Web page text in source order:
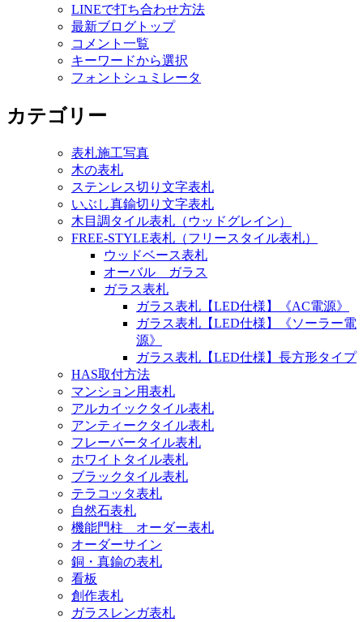
LINEで打ち合わせ方法
最新ブログトップ
コメント一覧
キーワードから選択
フォントシュミレータ
カテゴリー
表札施工写真
木の表札
ステンレス切り文字表札
いぶし真鍮切り文字表札
木目調タイル表札（ウッドグレイン）
FREE-STYLE表札（フリースタイル表札）
ウッドベース表札
オーバル ガラス
ガラス表札
ガラス表札【LED仕様】《AC電源》
ガラス表札【LED仕様】《ソーラー電
源》
ガラス表札【LED仕様】長方形タイプ
HAS取付方法
マンション用表札
アルカイックタイル表札
アンティークタイル表札
フレーバータイル表札
ホワイトタイル表札
ブラックタイル表札
テラコッタ表札
自然石表札
機能門柱 オーダー表札
オーダーサイン
銅・真鍮の表札
看板
創作表札
ガラスレンガ表札